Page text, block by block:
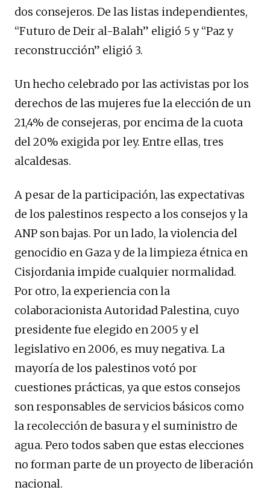
dos consejeros. De las listas independientes,
“Futuro de Deir al-Balah” eligió 5 y “Paz y
reconstrucción” eligió 3.
Un hecho celebrado por las activistas por los
derechos de las mujeres fue la elección de un
21,4% de consejeras, por encima de la cuota
del 20% exigida por ley. Entre ellas, tres
alcaldesas.
A pesar de la participación, las expectativas
de los palestinos respecto a los consejos y la
ANP son bajas. Por un lado, la violencia del
genocidio en Gaza y de la limpieza étnica en
Cisjordania impide cualquier normalidad.
Por otro, la experiencia con la
colaboracionista Autoridad Palestina, cuyo
presidente fue elegido en 2005 y el
legislativo en 2006, es muy negativa. La
mayoría de los palestinos votó por
cuestiones prácticas, ya que estos consejos
son responsables de servicios básicos como
la recolección de basura y el suministro de
agua. Pero todos saben que estas elecciones
no forman parte de un proyecto de liberación
nacional.